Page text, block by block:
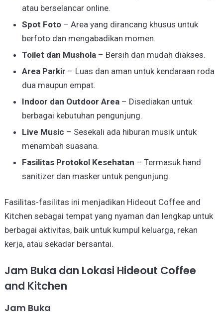
atau berselancar online.
Spot Foto– Area yang dirancang khusus untuk
berfoto dan mengabadikan momen.
Toilet dan Mushola– Bersih dan mudah diakses.
Area Parkir – Luas dan aman untuk kendaraan roda
dua maupun empat.
Indoor dan Outdoor Area– Disediakan untuk
berbagai kebutuhan pengunjung.
Live Music – Sesekali ada hiburan musik untuk
menambah suasana.
Fasilitas Protokol Kesehatan – Termasuk hand
sanitizer dan masker untuk pengunjung.
Fasilitas-fasilitas ini menjadikan Hideout Coffee and
Kitchen sebagai tempat yang nyaman dan lengkap untuk
berbagai aktivitas, baik untuk kumpul keluarga, rekan
kerja, atau sekadar bersantai.
Jam Buka dan Lokasi Hideout Coffee
and Kitchen
Jam Buka